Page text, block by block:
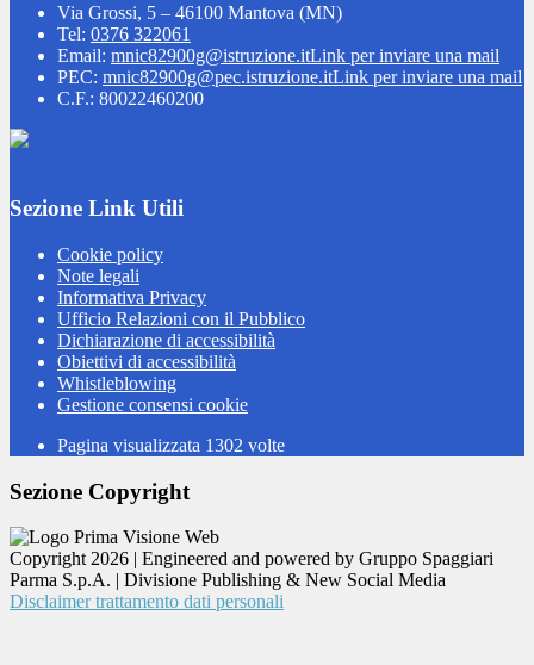
Via Grossi, 5 – 46100 Mantova (MN)
Tel: 0376 322061
Email: mnic82900g@istruzione.itLink per inviare una mail
PEC: mnic82900g@pec.istruzione.itLink per inviare una mail
C.F.: 80022460200
Sezione Link Utili
Cookie policy
Note legali
Informativa Privacy
Ufficio Relazioni con il Pubblico
Dichiarazione di accessibilità
Obiettivi di accessibilità
Whistleblowing
Gestione consensi cookie
Pagina visualizzata 1302 volte
Sezione Copyright
Copyright 2026 | Engineered and powered by Gruppo Spaggiari
Parma S.p.A. | Divisione Publishing & New Social Media
Disclaimer trattamento dati personali